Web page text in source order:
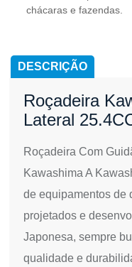
chácaras e fazendas.
DESCRIÇÃO
Roçadeira
Lateral
Roçadeira Com
Kawashima A
de equipamentos de
projetados e
Japonesa, sempre
qualidade e